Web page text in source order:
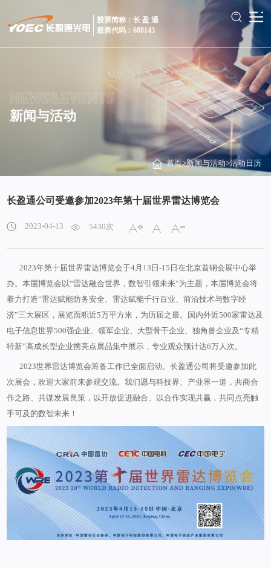
股票简称：长 盈 通
股票代码：688143
NEWS&EVENTS
新闻与活动
首页>新闻与活动>活动日历
长盈通公司受邀参加2023年第十届世界雷达博览会
2023-04-13 5430次
2023年第十届世界雷达博览会于4月13日-15日在北京首钢会展中心举
办。本届博览会以“雷达融合世界，数智引领未来”为主题，本届博览会将
着力打造“雷达赋能防务安全、雷达赋能千行百业、前沿技术与数字经
济”三大展区，展览面积近5万平方米，为历届之最。国内外近500家雷达及
电子信息世界500强企业、领军企业、大型骨干企业、独角兽企业及“专精
特新”高成长型企业携亮点展品集中展示，专业观众预计达6万人次。
2023世界雷达博览会筹备工作已全面启动。长盈通公司将受邀参加此
次展会，欢迎大家前来参观交流。我们愿与科技界、产业界一道，共商合
作之路、共谋发展良策，以开放促进融合、以合作实现共赢，共同点亮触
手可及的数智未来！